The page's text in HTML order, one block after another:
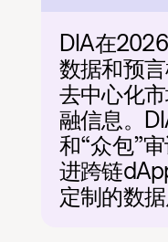
DIA在
数据和预
去中心化
融信息。
和“众包”
进跨链
定制的数据